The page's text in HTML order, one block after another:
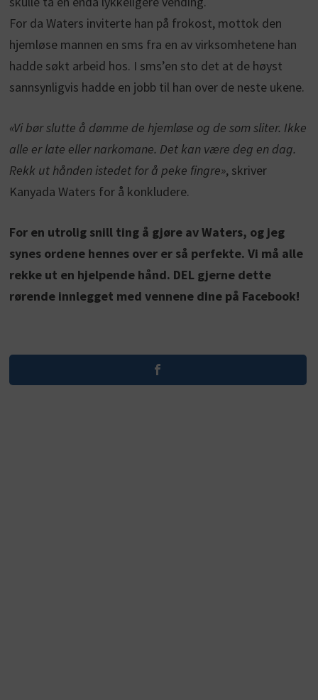
For da Waters inviterte han på frokost, mottok den
hjemløse mannen en sms fra en av virksomhetene han
hadde søkt arbeid hos. I sms’en sto det at de høyst
sannsynligvis hadde en jobb til han over de neste ukene.
«Vi bør slutte å dømme de hjemløse og de som sliter. Ikke
alle er late eller narkomane. Det kan være deg en dag.
Rekk ut hånden istedet for å peke fingre», skriver
Kanyada Waters for å konkludere.
For en utrolig snill ting å gjøre av Waters, og jeg
synes ordene hennes over er så perfekte. Vi må alle
rekke ut en hjelpende hånd. DEL gjerne dette
rørende innlegget med vennene dine på Facebook!